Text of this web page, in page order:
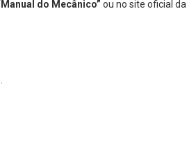
do Mecânico” ou no site oficial da